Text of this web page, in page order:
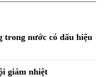
trong nước có dấu hiệu
giảm nhiệt